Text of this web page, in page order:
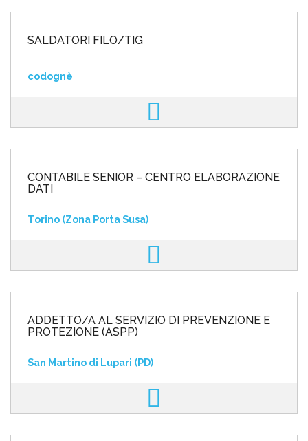
SALDATORI FILO/TIG
codognè
CONTABILE SENIOR – CENTRO ELABORAZIONE
DATI
Torino (Zona Porta Susa)
ADDETTO/A AL SERVIZIO DI PREVENZIONE E
PROTEZIONE (ASPP)
San Martino di Lupari (PD)